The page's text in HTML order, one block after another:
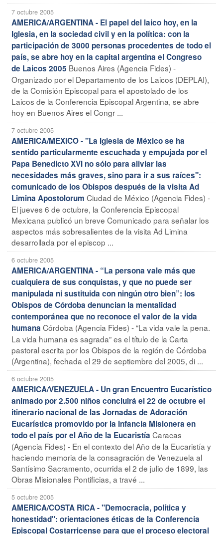
7 octubre 2005
AMERICA/ARGENTINA - El papel del laico hoy, en la
Iglesia, en la sociedad civil y en la política: con la
participación de 3000 personas procedentes de todo el
país, se abre hoy en la capital argentina el Congreso
de Laicos 2005 Buenos Aires (Agencia Fides) -
Organizado por el Departamento de los Laicos (DEPLAI),
de la Comisión Episcopal para el apostolado de los
Laicos de la Conferencia Episcopal Argentina, se abre
hoy en Buenos Aires el Congr ...
7 octubre 2005
AMERICA/MEXICO - "La Iglesia de México se ha
sentido particularmente escuchada y empujada por el
Papa Benedicto XVI no sólo para aliviar las
necesidades más graves, sino para ir a sus raíces":
comunicado de los Obispos después de la visita Ad
Limina Apostolorum Ciudad de México (Agencia Fides) -
El jueves 6 de octubre, la Conferencia Episcopal
Mexicana publicó un breve Comunicado para señalar los
aspectos más sobresalientes de la visita Ad Limina
desarrollada por el episcop ...
6 octubre 2005
AMERICA/ARGENTINA - “La persona vale más que
cualquiera de sus conquistas, y que no puede ser
manipulada ni sustituida con ningún otro bien”: los
Obispos de Córdoba denuncian la mentalidad
contemporánea que no reconoce el valor de la vida
humana Córdoba (Agencia Fides) - “La vida vale la pena.
La vida humana es sagrada” es el título de la Carta
pastoral escrita por los Obispos de la región de Córdoba
(Argentina), fechada el 29 de septiembre del 2005, di ...
6 octubre 2005
AMERICA/VENEZUELA - Un gran Encuentro Eucarístico
animado por 2.500 niños concluirá el 22 de octubre el
itinerario nacional de las Jornadas de Adoración
Eucarística promovido por la Infancia Misionera en
todo el país por el Año de la Eucaristía Caracas
(Agencia Fides) - En el contexto del Año de la Eucaristía y
haciendo memoria de la consagración de Venezuela al
Santísimo Sacramento, ocurrida el 2 de julio de 1899, las
Obras Misionales Pontificias, a travé ...
5 octubre 2005
AMERICA/COSTA RICA - "Democracia, política y
honestidad": orientaciones éticas de la Conferencia
Episcopal Costarricense para que el proceso electoral